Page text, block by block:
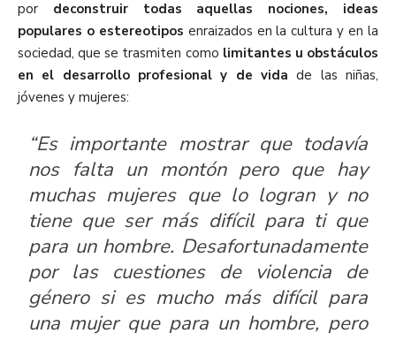
por deconstruir todas aquellas nociones, ideas
populares o estereotipos enraizados en la cultura y en la
sociedad, que se trasmiten como limitantes u obstáculos
en el desarrollo profesional y de vida de las niñas,
jóvenes y mujeres:
“Es importante mostrar que todavía
nos falta un montón pero que hay
muchas mujeres que lo logran y no
tiene que ser más difícil para ti que
para un hombre. Desafortunadamente
por las cuestiones de violencia de
género si es mucho más difícil para
una mujer que para un hombre, pero